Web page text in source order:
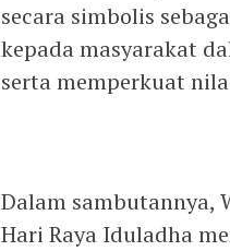
secara simbolis
kepada masyarakat
serta memperkuat
Dalam sambutannya,
Hari Raya Iduladha